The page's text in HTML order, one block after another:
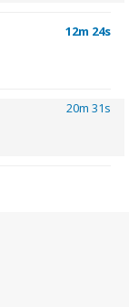
12m 24s
20m 31s